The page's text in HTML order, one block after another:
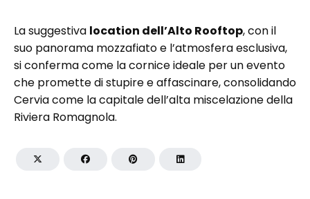
La suggestiva location dell’Alto Rooftop, con il
suo panorama mozzafiato e l’atmosfera esclusiva,
si conferma come la cornice ideale per un evento
che promette di stupire e affascinare, consolidando
Cervia come la capitale dell’alta miscelazione della
Riviera Romagnola.